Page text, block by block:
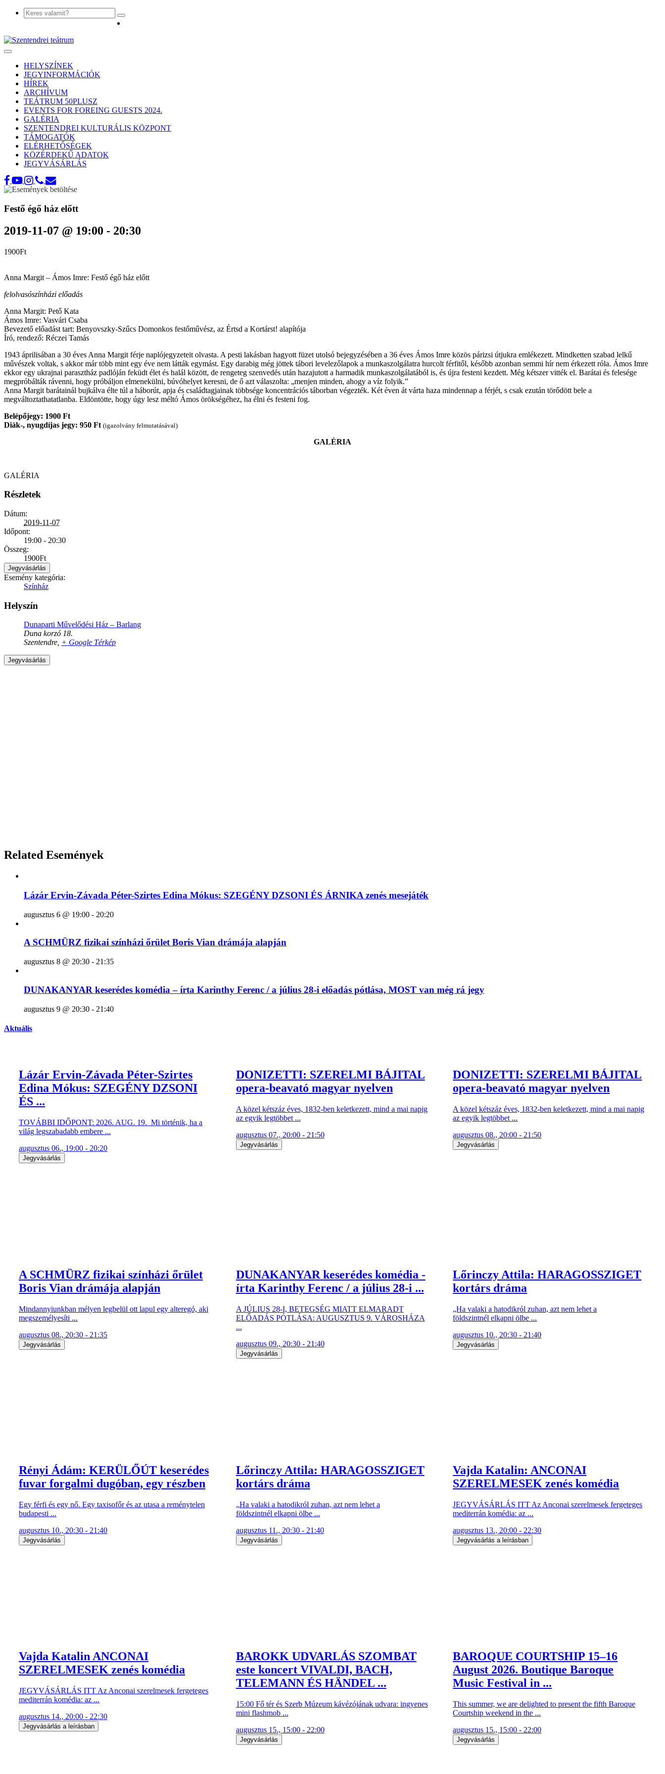
Toggle
navigationHELYSZÍNEK
JEGYINFORMÁCIÓK
HÍREK
ARCHÍVUM
TEÁTRUM 50PLUSZ
EVENTS FOR FOREING GUESTS 2024.
GALÉRIA
SZENTENDREI KULTURÁLIS KÖZPONT
TÁMOGATÓK
ELÉRHETŐSÉGEK
KÖZÉRDEKŰ ADATOK
JEGYVÁSÁRLÁS
Festő égő ház előtt
2019-11-07 @ 19:00 - 20:30
1900Ft
Anna Margit – Ámos Imre: Festő égő ház előtt
felolvasószínházi előadás
Anna Margit: Pető Kata
Ámos Imre: Vasvári Csaba
Bevezető előadást tart: Benyovszky-Szűcs Domonkos festőművész, az Értsd a Kortárst! alapítója
Író, rendező: Réczei Tamás
1943 áprilisában a 30 éves Anna Margit férje naplójegyzeteit olvasta. A pesti lakásban hagyott füzet utolsó bejegyzésében a 36 éves Ámos Imre közös párizsi útjukra emlékezett. Mindketten szabad lelkű
művészek voltak, s akkor már több mint egy éve nem látták egymást. Egy darabig még jöttek tábori levelezőlapok a munkaszolgálatra hurcolt férfitől, később azonban semmi hír nem érkezett róla. Ámos Imre
ekkor egy ukrajnai parasztház padlóján feküdt élet és halál között, de rengeteg szenvedés után hazajutott a harmadik munkaszolgálatából is, és újra festeni kezdett. Még kétszer vitték el. Barátai és felesége
megpróbálták rávenni, hogy próbáljon elmenekülni, búvóhelyet keresni, de ő azt válaszolta: „menjen minden, ahogy a víz folyik.”
Anna Margit barátainál bujkálva élte túl a háborút, apja és családtagjainak többsége koncentrációs táborban végezték. Két éven át várta haza mindennap a férjét, s csak ezután törődött bele a
megváltoztathatatlanba. Eldöntötte, hogy úgy lesz méltó Ámos örökségéhez, ha élni és festeni fog.
Belépőjegy: 1900 Ft
Diák-, nyugdíjas jegy: 950 Ft (igazolvány felmutatásával)
GALÉRIA
GALÉRIA
Részletek
Dátum:
2019-11-07
Időpont:
19:00 - 20:30
Összeg:
1900Ft
Jegyvásárlás
Esemény kategória:
Színház
Helyszín
Dunaparti Művelődési Ház – Barlang
Duna korzó 18.
Szentendre, + Google Térkép
Jegyvásárlás
Related Események
Lázár Ervin-Závada Péter-Szirtes Edina Mókus: SZEGÉNY DZSONI ÉS ÁRNIKA zenés mesejáték
augusztus 6 @ 19:00 - 20:20
A SCHMÜRZ fizikai színházi őrület Boris Vian drámája alapján
augusztus 8 @ 20:30 - 21:35
DUNAKANYAR keserédes komédia – írta Karinthy Ferenc / a július 28-i előadás pótlása, MOST van még rá jegy
augusztus 9 @ 20:30 - 21:40
Aktuális
Lázár Ervin-Závada Péter-Szirtes
Edina Mókus: SZEGÉNY DZSONI
ÉS ...
TOVÁBBI IDŐPONT: 2026. AUG. 19. Mi történik, ha a
világ legszabadabb embere ...
augusztus 06., 19:00 - 20:20
Jegyvásárlás
DONIZETTI: SZERELMI BÁJITAL
opera-beavató magyar nyelven
A közel kétszáz éves, 1832-ben keletkezett, mind a mai napig
az egyik legtöbbet ...
augusztus 07., 20:00 - 21:50
Jegyvásárlás
DONIZETTI: SZERELMI BÁJITAL
opera-beavató magyar nyelven
A közel kétszáz éves, 1832-ben keletkezett, mind a mai napig
az egyik legtöbbet ...
augusztus 08., 20:00 - 21:50
Jegyvásárlás
A SCHMÜRZ fizikai színházi őrület
Boris Vian drámája alapján
Mindannyiunkban mélyen legbelül ott lapul egy alteregó, aki
megszemélyesíti ...
augusztus 08., 20:30 - 21:35
Jegyvásárlás
DUNAKANYAR keserédes komédia -
írta Karinthy Ferenc / a július 28-i ...
A JÚLIUS 28-I, BETEGSÉG MIATT ELMARADT
ELŐADÁS PÓTLÁSA: AUGUSZTUS 9. VÁROSHÁZA
...
augusztus 09., 20:30 - 21:40
Jegyvásárlás
Lőrinczy Attila: HARAGOSSZIGET
kortárs dráma
„Ha valaki a hatodikról zuhan, azt nem lehet a
földszintnél elkapni ölbe ...
augusztus 10., 20:30 - 21:40
Jegyvásárlás
Rényi Ádám: KERÜLŐÚT keserédes
fuvar forgalmi dugóban, egy részben
Egy férfi és egy nő. Egy taxisofőr és az utasa a reménytelen
budapesti ...
augusztus 10., 20:30 - 21:40
Jegyvásárlás
Lőrinczy Attila: HARAGOSSZIGET
kortárs dráma
„Ha valaki a hatodikról zuhan, azt nem lehet a
földszintnél elkapni ölbe ...
augusztus 11., 20:30 - 21:40
Jegyvásárlás
Vajda Katalin: ANCONAI
SZERELMESEK zenés komédia
JEGYVÁSÁRLÁS ITT Az Anconai szerelmesek fergeteges
mediterrán komédia: az ...
augusztus 13., 20:00 - 22:30
Jegyvásárlás a leírásban
Vajda Katalin ANCONAI
SZERELMESEK zenés komédia
JEGYVÁSÁRLÁS ITT Az Anconai szerelmesek fergeteges
mediterrán komédia: az ...
augusztus 14., 20:00 - 22:30
Jegyvásárlás a leírásban
BAROKK UDVARLÁS SZOMBAT
este koncert VIVALDI, BACH,
TELEMANN ÉS HÄNDEL ...
15:00 Fő tér és Szerb Múzeum kávézójának udvara: ingyenes
mini flashmob ...
augusztus 15., 15:00 - 22:00
Jegyvásárlás
BAROQUE COURTSHIP 15–16
August 2026. Boutique Baroque
Music Festival in ...
This summer, we are delighted to present the fifth Baroque
Courtship weekend in the ...
augusztus 15., 15:00 - 22:00
Jegyvásárlás